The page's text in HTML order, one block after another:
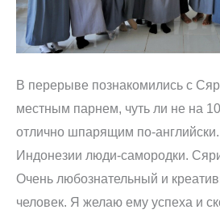
В перерыве познакомились с
местным парнем, чуть ли не на
отлично шпарящим по-
Индонезии люди-самородки.
Очень любознательный и
человек. Я желаю ему успеха и